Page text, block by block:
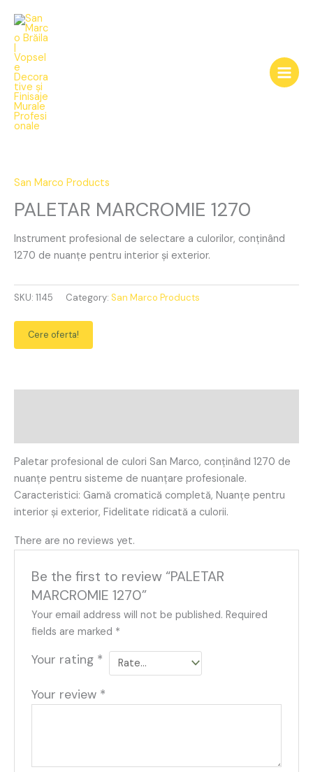
content
San Marco Products
PALETAR MARCROMIE 1270
Instrument profesional de selectare a culorilor, conținând
1270 de nuanțe pentru interior și exterior.
1270
SKU: 1145 Category: San Marco Products
Cere oferta!
Paletar profesional de culori San Marco, conținând 1270 de
nuanțe pentru sisteme de nuanțare profesionale.
Caracteristici: Gamă cromatică completă, Nuanțe pentru
interior și exterior, Fidelitate ridicată a culorii.
There are no reviews yet.
Be the first to review “PALETAR
MARCROMIE 1270”
Your email address will not be published. Required
fields are marked *
Your rating *
Your review *